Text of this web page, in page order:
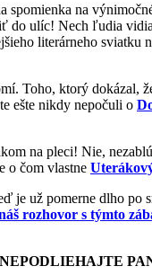
spomienka na
ulíc! Nech ľudia
literárneho sviatku
Toho, ktorý dokázal,
ešte nikdy nepočuli o
na pleci! Nie,
o čom vlastne
je už pomerne dlho
rozhovor s týmto
NEPODLIEHAJTE